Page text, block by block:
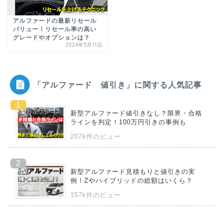
アルファードの最新リセール
バリュー！リセール率の高い
グレードやオプションは？
2024年5月11日
「アルファード 値引き」に関する人気記事
新型アルファード値引きなし？限界・合格
ラインを判定！100万円引きの事例も
207k件のビュー
新型アルファード見積もりと値引きの実
例！Zやハイブリッドの総額はいくら？
157k件のビュー